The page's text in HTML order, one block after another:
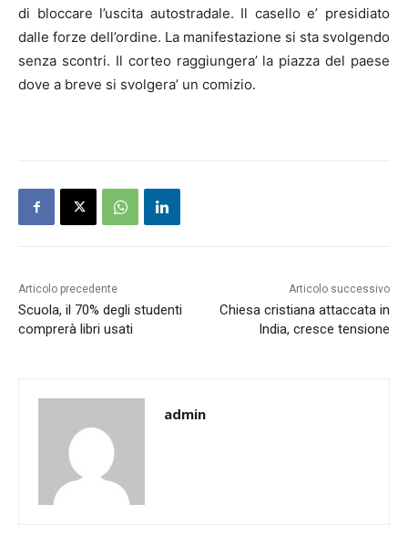
di bloccare l’uscita autostradale. Il casello e’ presidiato
dalle forze dell’ordine. La manifestazione si sta svolgendo
senza scontri. Il corteo raggiungera’ la piazza del paese
dove a breve si svolgera’ un comizio.
Articolo precedente
Scuola, il 70% degli studenti
comprerà libri usati
Articolo successivo
Chiesa cristiana attaccata in
India, cresce tensione
admin